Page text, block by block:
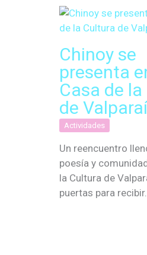
Chinoy se
presenta
Casa de
de
Actividades
Un reencuentro
poesía y
la Cultura de
puertas para